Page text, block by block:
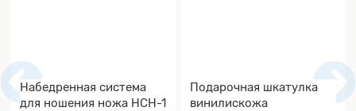
Набедренная система
для ношения ножа НСН-1
Подарочная шкатулка
винилискожа